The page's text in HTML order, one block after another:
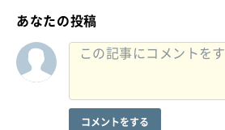
あなたの投稿
コメントをする